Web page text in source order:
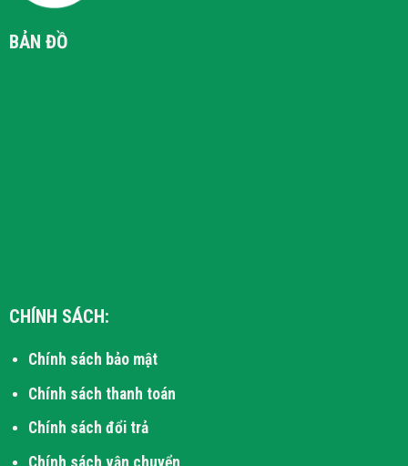
BẢN ĐỒ
CHÍNH SÁCH:
Chính sách bảo mật
Chính sách thanh toán
Chính sách đổi trả